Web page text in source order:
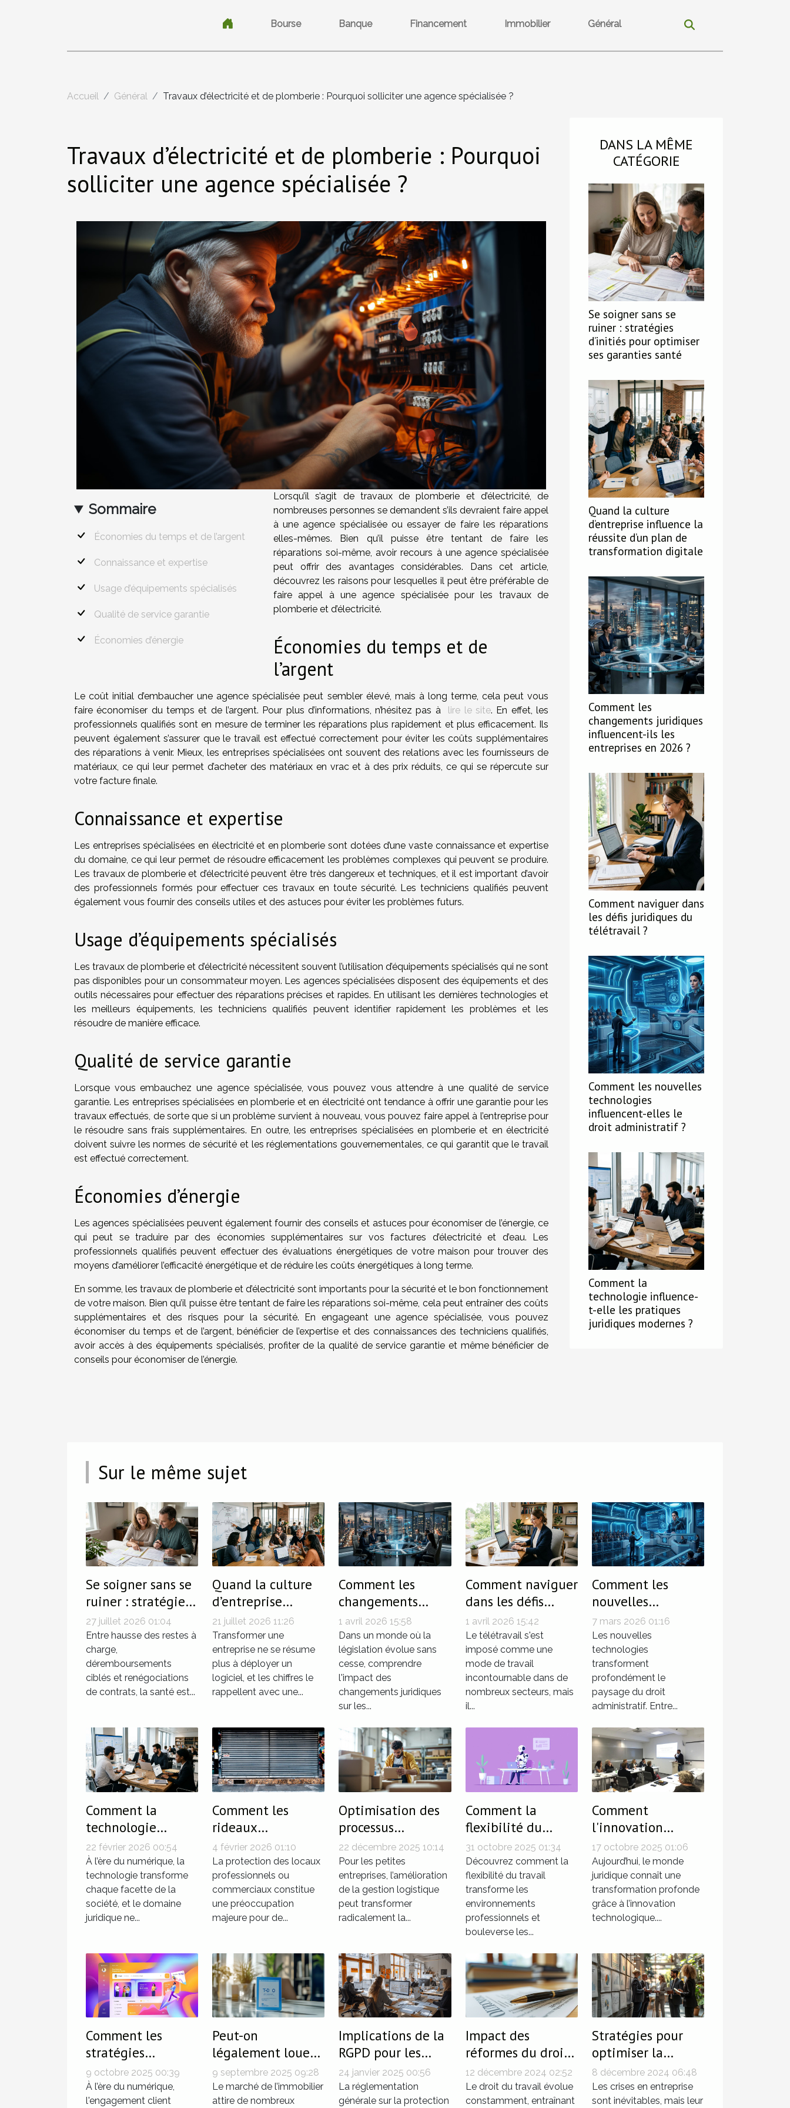
Bourse Banque Financement Immobilier Général
Accueil Général Travaux d’électricité et de plomberie : Pourquoi solliciter une agence spécialisée ?
Travaux d’électricité et de plomberie : Pourquoi
solliciter une agence spécialisée ?
Sommaire
Économies du temps et de l’argent
Connaissance et expertise
Usage d’équipements spécialisés
Qualité de service garantie
Économies d’énergie
Lorsqu’il s’agit de travaux de plomberie et d’électricité, de
nombreuses personnes se demandent s’ils devraient faire appel
à une agence spécialisée ou essayer de faire les réparations
elles-mêmes. Bien qu’il puisse être tentant de faire les
réparations soi-même, avoir recours à une agence spécialisée
peut offrir des avantages considérables. Dans cet article,
découvrez les raisons pour lesquelles il peut être préférable de
faire appel à une agence spécialisée pour les travaux de
plomberie et d’électricité.
Économies du temps et de
l’argent
Le coût initial d’embaucher une agence spécialisée peut sembler élevé, mais à long terme, cela peut vous
faire économiser du temps et de l’argent. Pour plus d’informations, n’hésitez pas à lire le site. En effet, les
professionnels qualifiés sont en mesure de terminer les réparations plus rapidement et plus efficacement. Ils
peuvent également s’assurer que le travail est effectué correctement pour éviter les coûts supplémentaires
des réparations à venir. Mieux, les entreprises spécialisées ont souvent des relations avec les fournisseurs de
matériaux, ce qui leur permet d’acheter des matériaux en vrac et à des prix réduits, ce qui se répercute sur
votre facture finale.
Connaissance et expertise
Les entreprises spécialisées en électricité et en plomberie sont dotées d’une vaste connaissance et expertise
du domaine, ce qui leur permet de résoudre efficacement les problèmes complexes qui peuvent se produire.
Les travaux de plomberie et d’électricité peuvent être très dangereux et techniques, et il est important d’avoir
des professionnels formés pour effectuer ces travaux en toute sécurité. Les techniciens qualifiés peuvent
également vous fournir des conseils utiles et des astuces pour éviter les problèmes futurs.
Usage d’équipements spécialisés
Les travaux de plomberie et d’électricité nécessitent souvent l’utilisation d’équipements spécialisés qui ne sont
pas disponibles pour un consommateur moyen. Les agences spécialisées disposent des équipements et des
outils nécessaires pour effectuer des réparations précises et rapides. En utilisant les dernières technologies et
les meilleurs équipements, les techniciens qualifiés peuvent identifier rapidement les problèmes et les
résoudre de manière efficace.
Qualité de service garantie
Lorsque vous embauchez une agence spécialisée, vous pouvez vous attendre à une qualité de service
garantie. Les entreprises spécialisées en plomberie et en électricité ont tendance à offrir une garantie pour les
travaux effectués, de sorte que si un problème survient à nouveau, vous pouvez faire appel à l’entreprise pour
le résoudre sans frais supplémentaires. En outre, les entreprises spécialisées en plomberie et en électricité
doivent suivre les normes de sécurité et les réglementations gouvernementales, ce qui garantit que le travail
est effectué correctement.
Économies d’énergie
Les agences spécialisées peuvent également fournir des conseils et astuces pour économiser de l’énergie, ce
qui peut se traduire par des économies supplémentaires sur vos factures d’électricité et d’eau. Les
professionnels qualifiés peuvent effectuer des évaluations énergétiques de votre maison pour trouver des
moyens d’améliorer l’efficacité énergétique et de réduire les coûts énergétiques à long terme.
En somme, les travaux de plomberie et d’électricité sont importants pour la sécurité et le bon fonctionnement
de votre maison. Bien qu’il puisse être tentant de faire les réparations soi-même, cela peut entraîner des coûts
supplémentaires et des risques pour la sécurité. En engageant une agence spécialisée, vous pouvez
économiser du temps et de l’argent, bénéficier de l’expertise et des connaissances des techniciens qualifiés,
avoir accès à des équipements spécialisés, profiter de la qualité de service garantie et même bénéficier de
conseils pour économiser de l’énergie.
DANS LA MÊME
CATÉGORIE
Se soigner sans se
ruiner : stratégies
d’initiés pour optimiser
ses garanties santé
Quand la culture
d’entreprise influence la
réussite d’un plan de
transformation digitale
Comment les
changements juridiques
influencent-ils les
entreprises en 2026 ?
Comment naviguer dans
les défis juridiques du
télétravail ?
Comment les nouvelles
technologies
influencent-elles le
droit administratif ?
Comment la
technologie influence-
t-elle les pratiques
juridiques modernes ?
Sur le même sujet
Se soigner sans se
ruiner : stratégies
d’initiés pour
optimiser ses
garanties santé
27 juillet 2026 01:04
Entre hausse des restes à
charge,
déremboursements
ciblés et renégociations
de contrats, la santé est...
Quand la culture
d’entreprise
influence la
réussite d’un plan
de transformation
digitale
21 juillet 2026 11:26
Transformer une
entreprise ne se résume
plus à déployer un
logiciel, et les chiffres le
rappellent avec une...
Comment les
changements
juridiques
influencent-ils les
entreprises en
2026 ?
1 avril 2026 15:58
Dans un monde où la
législation évolue sans
cesse, comprendre
l'impact des
changements juridiques
sur les...
Comment naviguer
dans les défis
juridiques du
télétravail ?
1 avril 2026 15:42
Le télétravail s'est
imposé comme une
mode de travail
incontournable dans de
nombreux secteurs, mais
il...
Comment les
nouvelles
technologies
influencent-elles
le droit
administratif ?
7 mars 2026 01:16
Les nouvelles
technologies
transforment
profondément le
paysage du droit
administratif. Entre...
Comment la
technologie
influence-t-elle les
pratiques
juridiques
modernes ?
22 février 2026 00:54
À l’ère du numérique, la
technologie transforme
chaque facette de la
société, et le domaine
juridique ne...
Comment les
rideaux
métalliques
renforcent-ils la
sécurité des
locaux ?
4 février 2026 01:10
La protection des locaux
professionnels ou
commerciaux constitue
une préoccupation
majeure pour de...
Optimisation des
processus
logistiques pour
petites entreprises
22 décembre 2025 10:14
Pour les petites
entreprises, l’amélioration
de la gestion logistique
peut transformer
radicalement la...
Comment la
flexibilité du
travail influence-t-
elle la
productivité en
entreprise ?
31 octobre 2025 01:34
Découvrez comment la
flexibilité du travail
transforme les
environnements
professionnels et
bouleverse les...
Comment
l'innovation
technologique
redéfinit-elle les
procédures
juridiques ?
17 octobre 2025 01:06
Aujourd’hui, le monde
juridique connaît une
transformation profonde
grâce à l’innovation
technologique....
Comment les
stratégies
omnicanale
transforment
l’engagement
9 octobre 2025 00:39
À l’ère du numérique,
l'engagement client
Peut-on
légalement louer
une carte T sans
posséder de
diplôme ?
9 septembre 2025 09:28
Le marché de l’immobilier
attire de nombreux
Implications de la
RGPD pour les
startups en France
24 janvier 2025 00:56
La réglementation
générale sur la protection
Impact des
réformes du droit
du travail sur les
contrats à durée
déterminée
12 décembre 2024 02:52
Le droit du travail évolue
constamment, entraînant
Stratégies pour
optimiser la
gestion de crise en
entreprise
8 décembre 2024 06:48
Les crises en entreprise
sont inévitables, mais leur